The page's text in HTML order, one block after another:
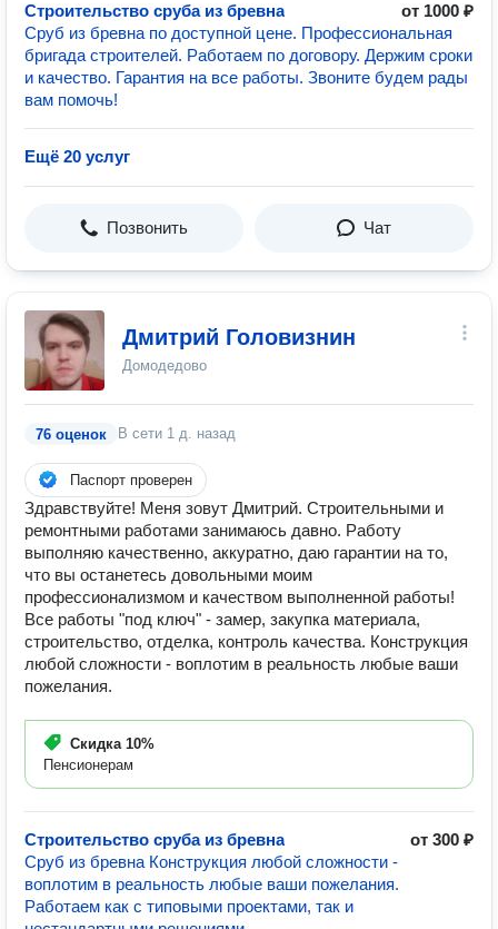
Строительство сруба из бревна
от 1000 ₽
Сруб из бревна по доступной цене. Профессиональная
бригада строителей. Работаем по договору. Держим сроки
и качество. Гарантия на все работы. Звоните будем рады
вам помочь!
Ещё 20 услуг
Позвонить Чат
Дмитрий Головизнин
Домодедово
76 оценок В сети 1 д. назад
Паспорт проверен
Здравствуйте! Меня зовут Дмитрий. Строительными и
ремонтными работами занимаюсь давно. Работу
выполняю качественно, аккуратно, даю гарантии на то,
что вы останетесь довольными моим
профессионализмом и качеством выполненной работы!
Все работы "под ключ" - замер, закупка материала,
строительство, отделка, контроль качества. Конструкция
любой сложности - воплотим в реальность любые ваши
пожелания.
Скидка 10%
Пенсионерам
Строительство сруба из бревна
от 300 ₽
Сруб из бревна Конструкция любой сложности -
воплотим в реальность любые ваши пожелания.
Работаем как с типовыми проектами, так и